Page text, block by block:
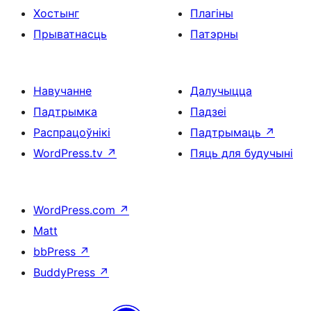
Хостынг
Прыватнасць
Плагіны
Патэрны
Навучанне
Падтрымка
Распрацоўнікі
WordPress.tv ↗
Далучыцца
Падзеі
Падтрымаць ↗
Пяць для будучыні
WordPress.com ↗
Matt
bbPress ↗
BuddyPress ↗